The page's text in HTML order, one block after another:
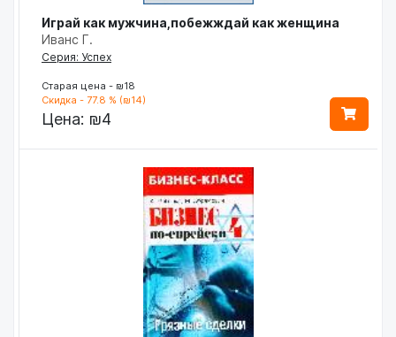
Играй как мужчина,побежждай как женщина
Иванс Г.
Серия: Успех
Старая цена - ₪18
Скидка - 77.8 % (₪14)
Цена: ₪4